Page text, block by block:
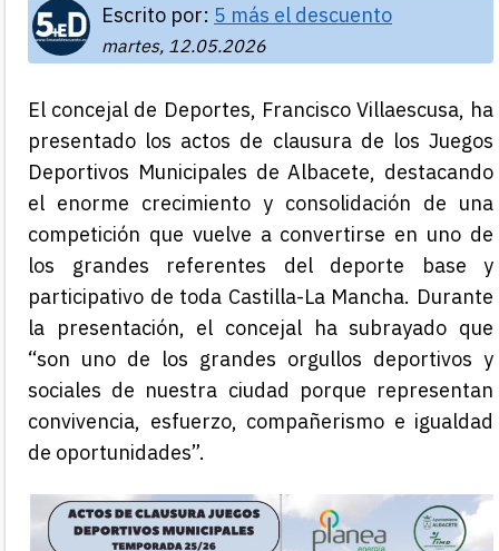
Escrito por: 5 más el descuento
martes, 12.05.2026
El concejal de Deportes, Francisco Villaescusa, ha
presentado los actos de clausura de los Juegos
Deportivos Municipales de Albacete, destacando
el enorme crecimiento y consolidación de una
competición que vuelve a convertirse en uno de
los grandes referentes del deporte base y
participativo de toda Castilla-La Mancha. Durante
la presentación, el concejal ha subrayado que
“son uno de los grandes orgullos deportivos y
sociales de nuestra ciudad porque representan
convivencia, esfuerzo, compañerismo e igualdad
de oportunidades”.